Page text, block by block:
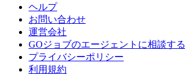
ヘルプ
お問い合わせ
運営会社
GOジョブのエージェントに相談する
プライバシーポリシー
利用規約